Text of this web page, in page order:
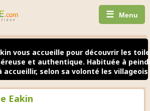
☰ Menu
vous accueille pour découvrir les
et authentique. Habituée à
accueillir, selon sa volonté les
Eakin